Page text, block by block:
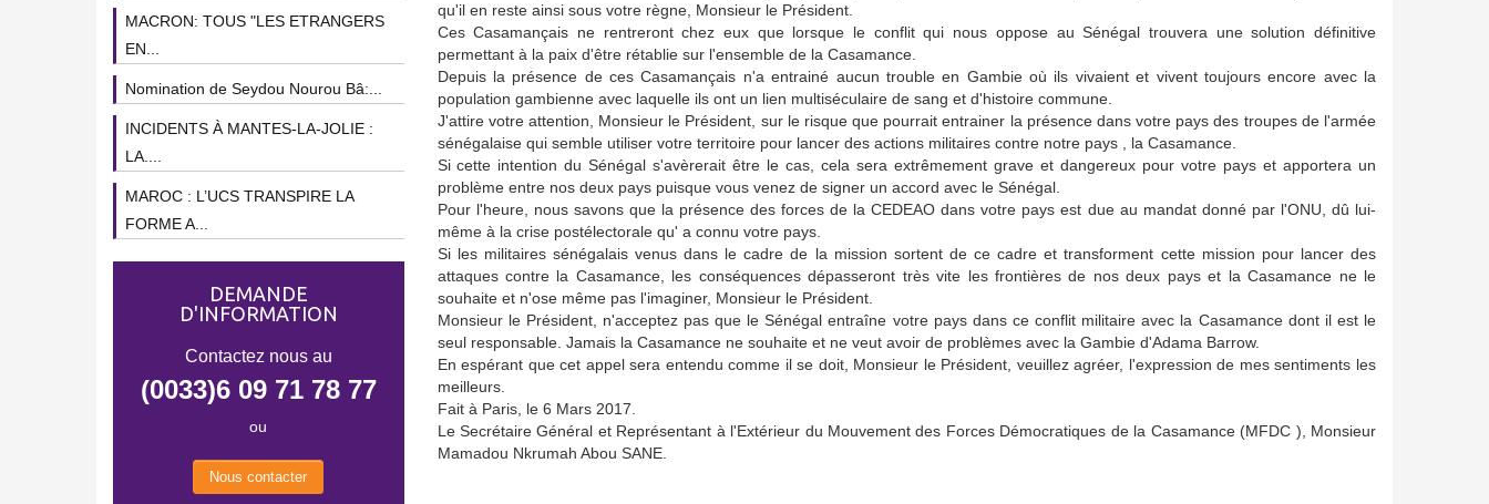
qu'il en reste ainsi sous votre règne, Monsieur le Président.
Ces Casamançais ne rentreront chez eux que lorsque le conflit qui nous oppose au Sénégal trouvera une solution définitive
permettant à la paix d'être rétablie sur l'ensemble de la Casamance.
Depuis la présence de ces Casamançais n'a entrainé aucun trouble en Gambie où ils vivaient et vivent toujours encore avec la
population gambienne avec laquelle ils ont un lien multiséculaire de sang et d'histoire commune.
J'attire votre attention, Monsieur le Président, sur le risque que pourrait entrainer la présence dans votre pays des troupes de l'armée
sénégalaise qui semble utiliser votre territoire pour lancer des actions militaires contre notre pays , la Casamance.
Si cette intention du Sénégal s'avèrerait être le cas, cela sera extrêmement grave et dangereux pour votre pays et apportera un
problème entre nos deux pays puisque vous venez de signer un accord avec le Sénégal.
Pour l'heure, nous savons que la présence des forces de la CEDEAO dans votre pays est due au mandat donné par l'ONU, dû lui-
même à la crise postélectorale qu' a connu votre pays.
Si les militaires sénégalais venus dans le cadre de la mission sortent de ce cadre et transforment cette mission pour lancer des
attaques contre la Casamance, les conséquences dépasseront très vite les frontières de nos deux pays et la Casamance ne le
souhaite et n'ose même pas l'imaginer, Monsieur le Président.
Monsieur le Président, n'acceptez pas que le Sénégal entraîne votre pays dans ce conflit militaire avec la Casamance dont il est le
seul responsable. Jamais la Casamance ne souhaite et ne veut avoir de problèmes avec la Gambie d'Adama Barrow.
En espérant que cet appel sera entendu comme il se doit, Monsieur le Président, veuillez agréer, l'expression de mes sentiments les
meilleurs.
Fait à Paris, le 6 Mars 2017.
Le Secrétaire Général et Représentant à l'Extérieur du Mouvement des Forces Démocratiques de la Casamance (MFDC ), Monsieur
Mamadou Nkrumah Abou SANE.
MACRON: TOUS "LES ETRANGERS
EN...
Nomination de Seydou Nourou Bâ:...
INCIDENTS À MANTES-LA-JOLIE :
LA....
MAROC : L’UCS TRANSPIRE LA
FORME A...
DEMANDE
D'INFORMATION
Contactez nous au
(0033)6 09 71 78 77
ou
Nous contacter